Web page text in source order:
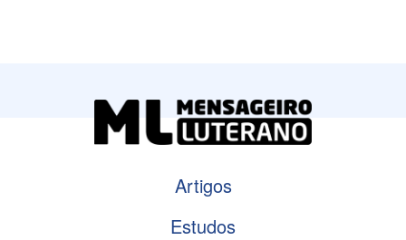
Artigos
Estudos